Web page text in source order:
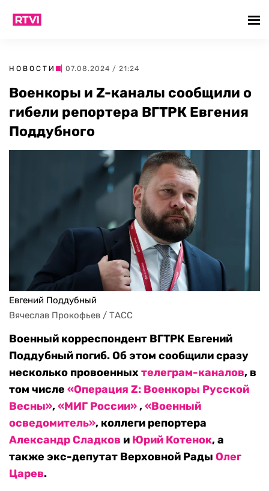
НОВОСТИ | 07.08.2024 / 21:24
Военкоры и Z-каналы сообщили о
гибели репортера ВГТРК Евгения
Поддубного
Евгений Поддубный
Вячеслав Прокофьев / ТАСС
Военный корреспондент ВГТРК Евгений
Поддубный погиб. Об этом сообщилисразу
несколько провоенныхтелеграм-каналов, в
том числе «Операция Z: Военкоры Русской
Весны»,«МИГ России»,«Военный
осведомитель», коллеги репортера
Александр Сладков и Юрий Котенок, а
также экс-депутат Верховной Рады Олег
Царев.